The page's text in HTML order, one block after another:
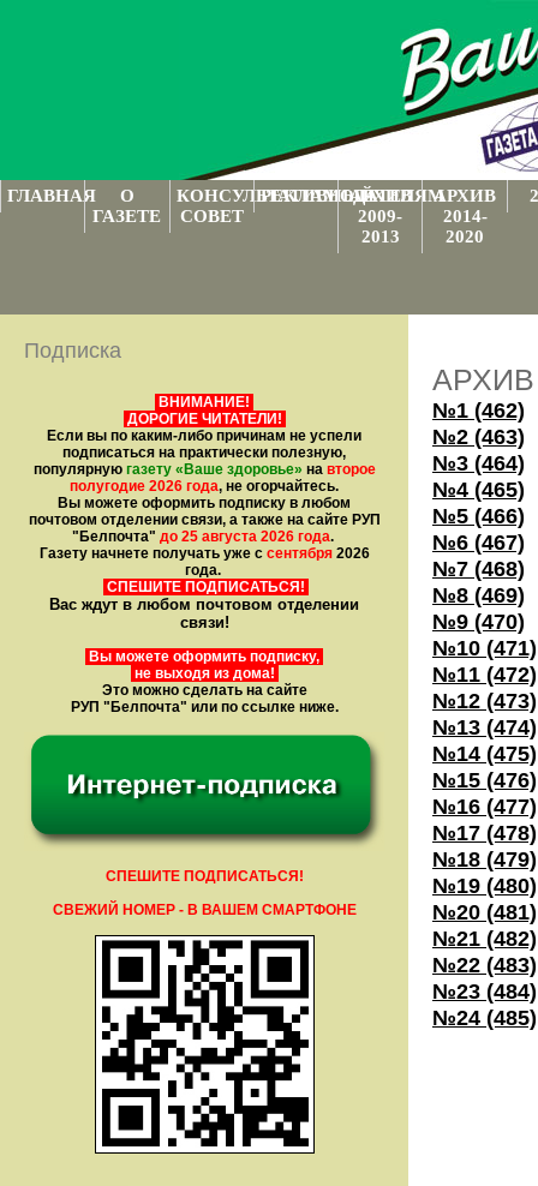
ГЛАВНАЯ
О
ГАЗЕТЕ
КОНСУЛЬТАТИВНЫЙ
СОВЕТ
РЕКЛАМОДАТЕЛЯМ
АРХИВ
2009-
2013
АРХИВ
2014-
2020
Подписка
ВНИМАНИЕ!
ДОРОГИЕ ЧИТАТЕЛИ!
Если вы по каким-либо причинам не успели
подписаться на практически полезную,
популярную газету «Ваше здоровье» на второе
полугодие 2026 года, не огорчайтесь.
Вы можете оформить подписку в любом
почтовом отделении связи, а также на сайте РУП
"Белпочта" до 25 августа 2026 года.
Газету начнете получать уже с сентября2026
года.
СПЕШИТЕ ПОДПИСАТЬСЯ!
Вас ждут в любом почтовом отделении
связи!
Вы можете оформить подписку,
не выходя из дома!
Это можно сделать на сайте
РУП "Белпочта" или по ссылке ниже.
СПЕШИТЕ ПОДПИСАТЬСЯ!
СВЕЖИЙ НОМЕР - В ВАШЕМ СМАРТФОНЕ
АРХИВ
№1 (462)
№2 (463)
№3 (464)
№4 (465)
№5 (466)
№6 (467)
№7 (468)
№8 (469)
№9 (470)
№10 (471)
№11 (472)
№12 (473)
№13 (474)
№14 (475)
№15 (476)
№16 (477)
№17 (478)
№18 (479)
№19 (480)
№20 (481)
№21 (482)
№22 (483)
№23 (484)
№24 (485)